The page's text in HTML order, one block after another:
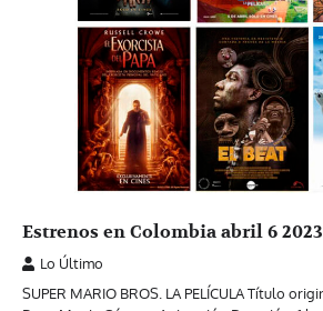
Estrenos en Colombia abril 6 2023
Lo Último
SUPER MARIO BROS. LA PELÍCULA Título